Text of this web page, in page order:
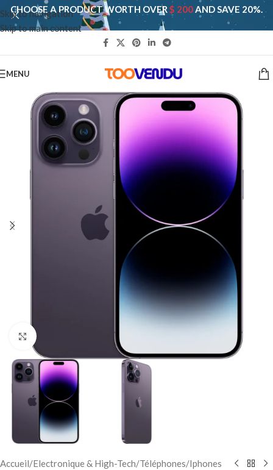
Skip to navigation
Skip to main content
CHOOSE A PRODUCT WORTH OVER$ 200AND SAVE 20%.
MENU
Click to enlarge
Accueil/Electronique & High-Tech/Téléphones/Iphones